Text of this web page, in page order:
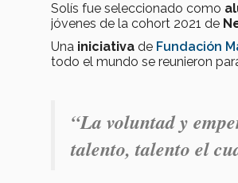
Solís fue seleccionado como
jóvenes de la cohort 2021 de
Una iniciativa de Fundación
todo el mundo se reunieron
“La voluntad y
talento, talento el